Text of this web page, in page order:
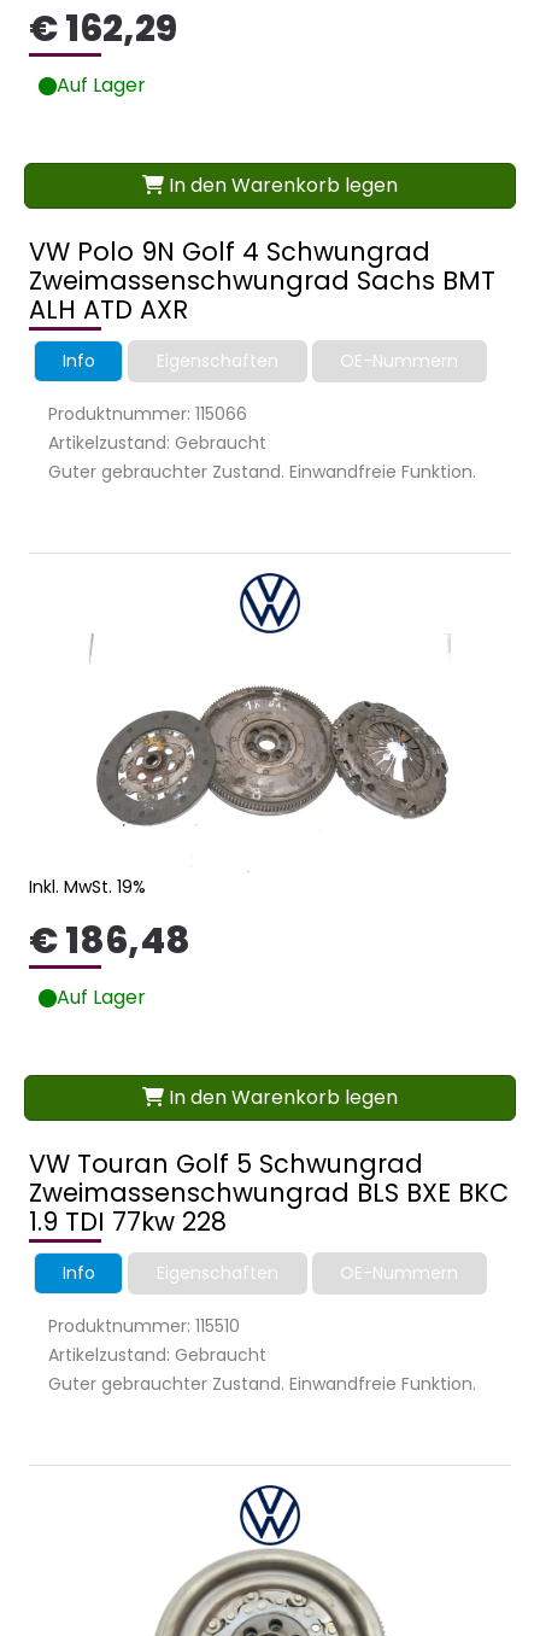
VW Polo 9N Golf 4 Schwungrad
Zweimassenschwungrad Sachs BMT
ALH ATD AXR
Info Eigenschaften OE-Nummern
Produktnummer: 115066
Artikelzustand: Gebraucht
Guter gebrauchter Zustand. Einwandfreie Funktion.
€ 162,29
Auf Lager
In den Warenkorb legen
VW Touran Golf 5 Schwungrad
Zweimassenschwungrad BLS BXE BKC
1.9 TDI 77kw 228
Info Eigenschaften OE-Nummern
Produktnummer: 115510
Artikelzustand: Gebraucht
Guter gebrauchter Zustand. Einwandfreie Funktion.
Inkl. MwSt. 19%
€ 186,48
Auf Lager
In den Warenkorb legen